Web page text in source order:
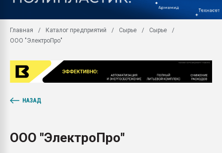
28.07.2026
пластмасс
Всё, что касается
бутылок
Главная Каталог предприятий Сырье
Сырье
ООО "ЭлектроПро"
НАЗАД
ООО "ЭлектроПро"